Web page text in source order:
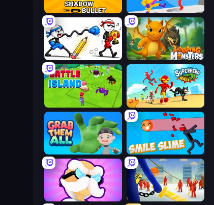
Shadow Bullet Ragdoll Ninja: Imposter Hero
Doodle Smash Looping Monsters
Battle Island Superhero Race!
Grab Them All Smile Slime
Mutant Idle Slasher